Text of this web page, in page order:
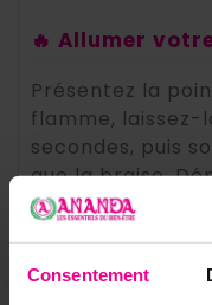
Consentement
🔥 Allumer
Présentez la
flamme, laissez-
secondes, puis
que la braise.
encens adapté,
laissez la fumée
pour ouvrir une
intérieure.